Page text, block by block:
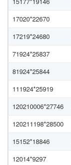
17020*22670
17219*24680
71924*25837
81924*25844
111924*25919
120210006*27746
120211198*28500
15152*18846
12014*9297